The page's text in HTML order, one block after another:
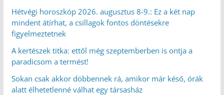
Hétvégi horoszkóp 2026. augusztus 8-9.: Ez a két nap
mindent átírhat, a csillagok fontos döntésekre
figyelmeztetnek
A kertészek titka: ettől még szeptemberben is ontja a
paradicsom a termést!
Sokan csak akkor döbbennek rá, amikor már késő, órák
alatt élhetetlenné válhat egy társasház